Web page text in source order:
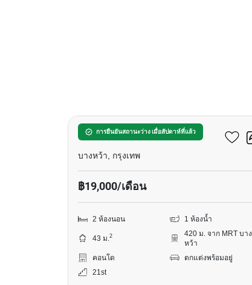
การยืนยันสถานะว่าง เมื่อสัปดาห์ที่แล้ว
ชีวาทัย เพชรเกษม 27
บางหว้า, กรุงเทพ
฿19,000/เดือน
2 ห้องนอน 1 ห้องน้ำ
43 ม.2
420 ม. จาก MRT บาง
หว้า
คอนโด
ตกแต่งพร้อมอยู่
21st